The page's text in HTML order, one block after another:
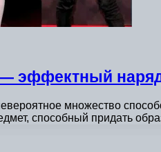
эффектный
множество
способный придать